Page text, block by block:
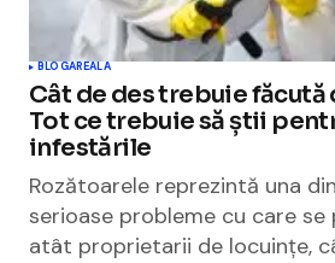
BLOGAREALA
Cât de des trebuie făcută
Tot ce trebuie să știi
infestările
Rozătoarele reprezintă una
serioase probleme cu care
atât proprietarii de locuințe,